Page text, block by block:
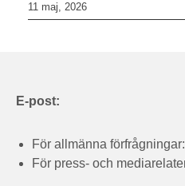
11 maj, 2026
E-post:
För allmänna förfrågningar:
För press- och